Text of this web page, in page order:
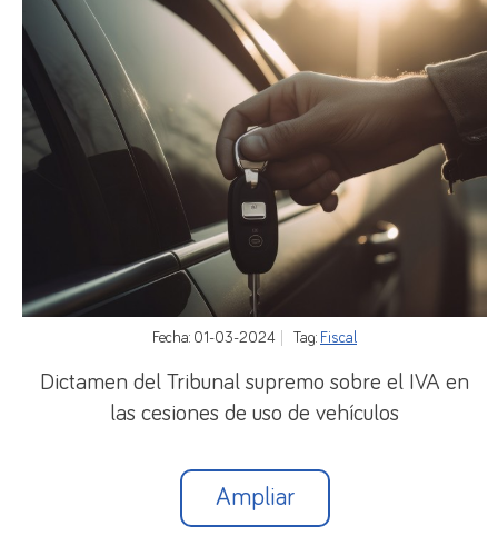
Fecha: 01-03-2024 Tag: Fiscal
Dictamen del Tribunal supremo sobre el IVA en
las cesiones de uso de vehículos
Ampliar